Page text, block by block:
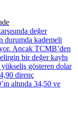
değer
durumda kademeli
Ancak TCMB’den
bir değer kaybı
gösteren dolar
direnç
altında 34,50 ve